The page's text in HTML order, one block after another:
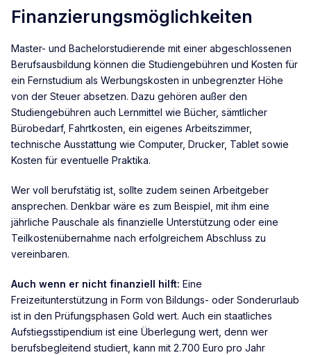
Finanzierungsmöglichkeiten
Master- und Bachelorstudierende mit einer abgeschlossenen
Berufsausbildung können die Studiengebühren und Kosten für
ein Fernstudium als Werbungskosten in unbegrenzter Höhe
von der Steuer absetzen. Dazu gehören außer den
Studiengebühren auch Lernmittel wie Bücher, sämtlicher
Bürobedarf, Fahrtkosten, ein eigenes Arbeitszimmer,
technische Ausstattung wie Computer, Drucker, Tablet sowie
Kosten für eventuelle Praktika.
Wer voll berufstätig ist, sollte zudem seinen Arbeitgeber
ansprechen. Denkbar wäre es zum Beispiel, mit ihm eine
jährliche Pauschale als finanzielle Unterstützung oder eine
Teilkostenübernahme nach erfolgreichem Abschluss zu
vereinbaren.
Auch wenn er nicht finanziell hilft: Eine
Freizeitunterstützung in Form von Bildungs- oder Sonderurlaub
ist in den Prüfungsphasen Gold wert. Auch ein staatliches
Aufstiegsstipendium ist eine Überlegung wert, denn wer
berufsbegleitend studiert, kann mit 2.700 Euro pro Jahr